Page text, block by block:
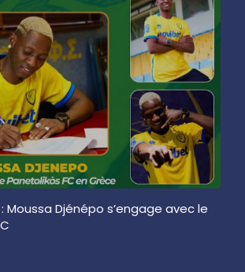
Moussa Djénépo s’engage avec le